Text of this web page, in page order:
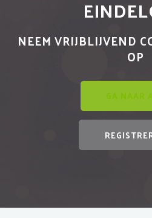
NEEM VRIJBLIJVEND
OP
GA NAAR